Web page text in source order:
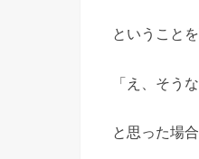
ということ
「え、そう
と思った場合